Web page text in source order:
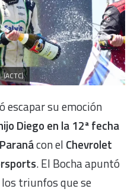
escapar su emoción
Diego en la 12ª fecha
con el Chevrolet
. El Bocha apuntó
triunfos que se